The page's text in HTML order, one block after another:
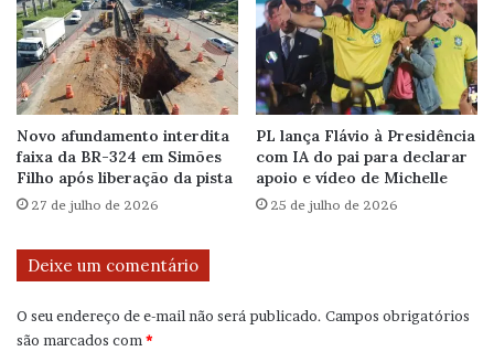
Novo afundamento interdita
faixa da BR-324 em Simões
Filho após liberação da pista
27 de julho de 2026
PL lança Flávio à Presidência
com IA do pai para declarar
apoio e vídeo de Michelle
25 de julho de 2026
Deixe um comentário
O seu endereço de e-mail não será publicado. Campos obrigatórios
são marcados com*